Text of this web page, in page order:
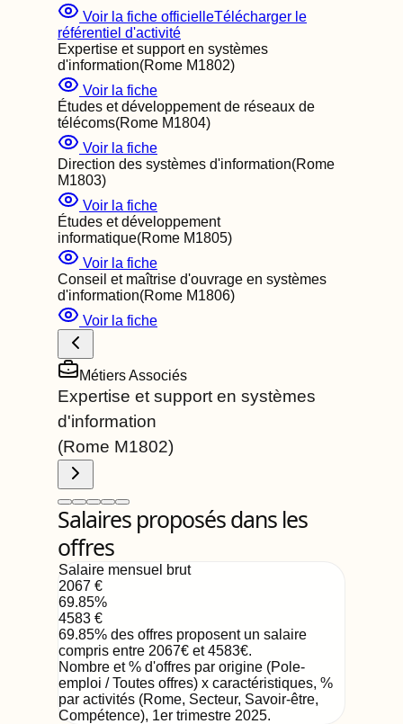
Voir la fiche officielleTélécharger le
référentiel d'activité
Expertise et support en systèmes
d'information(Rome M1802)
Voir la fiche
Études et développement de réseaux de
télécoms(Rome M1804)
Voir la fiche
Direction des systèmes d'information(Rome
M1803)
Voir la fiche
Études et développement
informatique(Rome M1805)
Voir la fiche
Conseil et maîtrise d'ouvrage en systèmes
d'information(Rome M1806)
Voir la fiche
Métiers Associés
Expertise et support en systèmes
d'information
(Rome M1802)
Salaires proposés dans les
offres
Salaire mensuel brut
2067 €
69.85%
4583 €
69.85% des offres proposent un salaire
compris entre 2067€ et4583€.
Nombre et % d'offres par origine (Pole-
emploi / Toutes offres) x caractéristiques, %
par activités (Rome, Secteur, Savoir-être,
Compétence), 1er trimestre 2025.